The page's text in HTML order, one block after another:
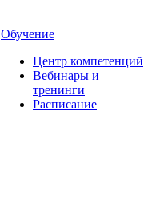
Обучение
Центр компетенций
Вебинары и
тренинги
Расписание